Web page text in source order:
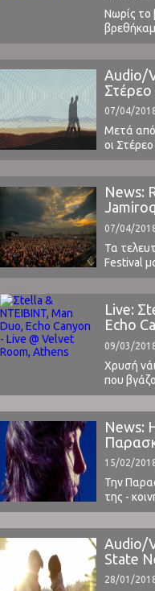
Νωρίς το
Warhaus,
Tango
έχει
αρκετά
Audio/
07/04/
Μετά από
οι
μέσω του
πέρασμα
του
News:
κ.α.
07/04/
Τα
Festival
βραδιές,
Sigur
τους
Thievery
Live:
Echo
Athens
09/03/
Χρυσή
που
από
απόντα
της
βράδια
που έχει
News:
15/02/
Την
της -
την
Texas,
Disco, ...
Audio/
State
28/01/